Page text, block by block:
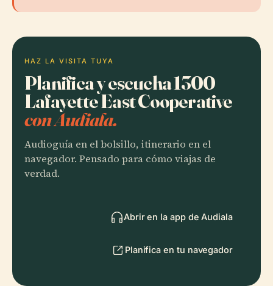
HAZ LA VISITA TUYA
Planifica y escucha 1300
Lafayette East Cooperative
con Audiala.
Audioguía en el bolsillo, itinerario en el
navegador. Pensado para cómo viajas de
verdad.
Abrir en la app de Audiala
Planifica en tu navegador